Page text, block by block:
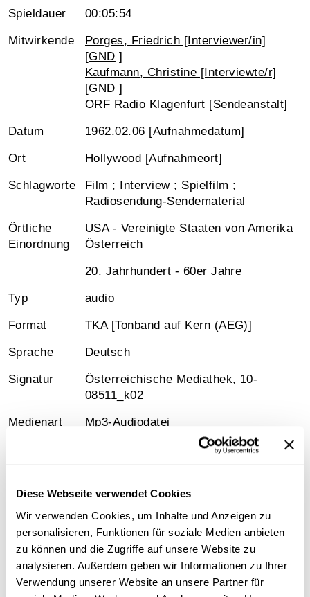
Diese Webseite verwendet Cookies
Wir verwenden Cookies, um Inhalte und Anzeigen zu
personalisieren, Funktionen für soziale Medien anbieten
zu können und die Zugriffe auf unsere Website zu
analysieren. Außerdem geben wir Informationen zu Ihrer
Verwendung unserer Website an unsere Partner für
Spieldauer 00:05:54
Mitwirkende
Porges, Friedrich [Interviewer/in]
[GND ]
Kaufmann, Christine [Interviewte/r]
[GND ]
ORF Radio Klagenfurt [Sendeanstalt]
Datum 1962.02.06 [Aufnahmedatum]
Ort Hollywood [Aufnahmeort]
Schlagworte Film ; Interview; Spielfilm ;
Radiosendung-Sendematerial
Örtliche
Einordnung
USA - Vereinigte Staaten von Amerika
Österreich
20. Jahrhundert - 60er Jahre
Typ audio
Format TKA [Tonband auf Kern (AEG)]
Sprache Deutsch
Signatur
Österreichische Mediathek, 10-
08511_k02
Medienart Mp3-Audiodatei
Information
Sammlungsgeschichte
Sammlung Aufnahmen des "United States Information
Service" ( USIS ) aus der Wienbibliothek